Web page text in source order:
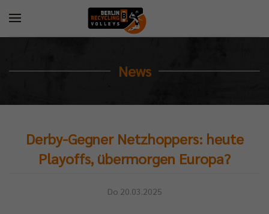
News
Derby-Gegner Netzhoppers: heute
Playoffs, übermorgen Europa?
Do 20.03.2025